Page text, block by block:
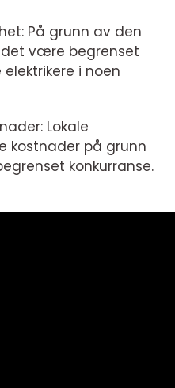
På grunn av den
være begrenset
i noen
Lokale
kostnader på grunn
konkurranse.